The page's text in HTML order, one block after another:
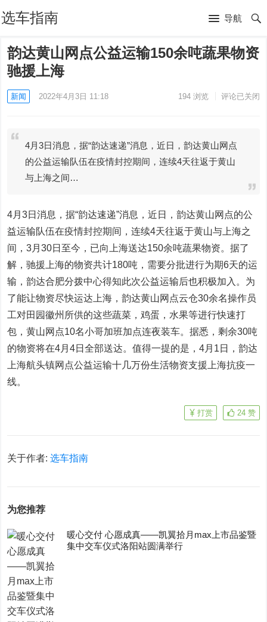
选车指南 导航
韵达黄山网点公益运输150余吨蔬果物资
驰援上海
新闻 2022年4月3日 11:18 194浏览 评论已关闭
4月3日消息，据“韵达速递”消息，近日，韵达黄山网点
的公益运输队伍在疫情封控期间，连续4天往返于黄山
与上海之间…
4月3日消息，据“韵达速递”消息，近日，韵达黄山网点的公
益运输队伍在疫情封控期间，连续4天往返于黄山与上海之
间，3月30日至今，已向上海送达150余吨蔬果物资。据了
解，驰援上海的物资共计180吨，需要分批进行为期6天的运
输，韵达合肥分拨中心得知此次公益运输后也积极加入。为
了能让物资尽快运达上海，韵达黄山网点云仓30余名操作员
工对田园徽州所供的这些蔬菜，鸡蛋，水果等进行快速打
包，黄山网点10名小哥加班加点连夜装车。据悉，剩余30吨
的物资将在4月4日全部送达。值得一提的是，4月1日，韵达
上海航头镇网点公益运输十几万份生活物资支援上海抗疫一
线。
24 赞
打赏
关于作者:选车指南
为您推荐
暖心交付 心愿成真——凯翼拾月max上市品鉴暨
集中交车仪式洛阳站圆满举行